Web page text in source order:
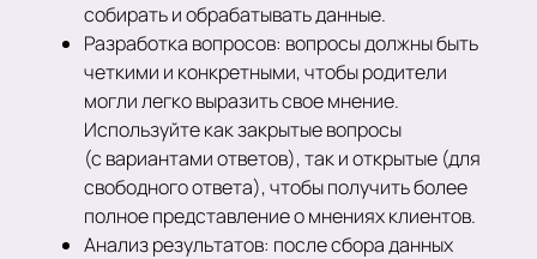
собирать и обрабатывать данные.
Разработка вопросов: вопросы должны быть
четкими и конкретными, чтобы родители
могли легко выразить свое мнение.
Используйте как закрытые вопросы
(с вариантами ответов), так и открытые (для
свободного ответа), чтобы получить более
полное представление о мнениях клиентов.
Анализ результатов: после сбора данных